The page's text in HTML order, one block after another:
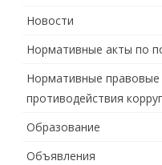
Новости
Нормативные акты по
Нормативные
противодействия
Образование
Объявления